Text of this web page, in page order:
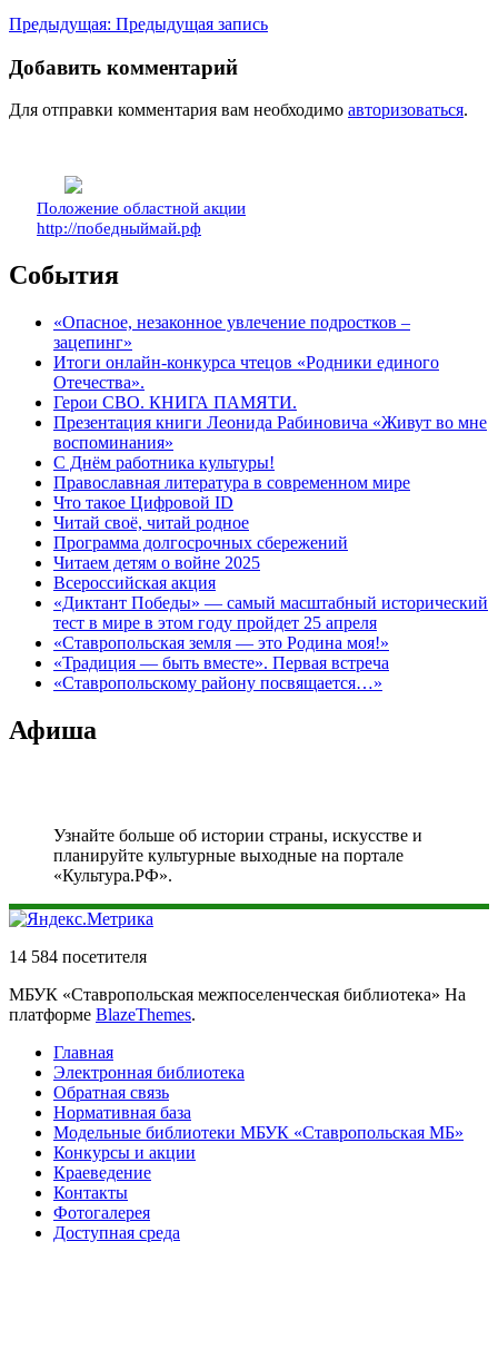
Предыдущая: Предыдущая запись
Добавить комментарий
Для отправки комментария вам необходимо авторизоваться.
Положение областной акции
http://победныймай.рф
События
«Опасное, незаконное увлечение подростков –
зацепинг»
Итоги онлайн-конкурса чтецов «Родники единого
Отечества».
Герои СВО. КНИГА ПАМЯТИ.
Презентация книги Леонида Рабиновича «Живут во мне
воспоминания»
С Днём работника культуры!
Православная литература в современном мире
Что такое Цифровой ID
Читай своё, читай родное
Программа долгосрочных сбережений
Читаем детям о войне 2025
Всероссийская акция
«Диктант Победы» — самый масштабный исторический
тест в мире в этом году пройдет 25 апреля
«Ставропольская земля — это Родина моя!»
«Традиция — быть вместе». Первая встреча
«Ставропольскому району посвящается…»
Афиша
Узнайте больше об истории страны, искусстве и
планируйте культурные выходные на портале
«Культура.РФ».
14 584 посетителя
МБУК «Ставропольская межпоселенческая библиотека» На
платформе BlazeThemes.
Главная
Электронная библиотека
Обратная связь
Нормативная база
Модельные библиотеки МБУК «Ставропольская МБ»
Конкурсы и акции
Краеведение
Контакты
Фотогалерея
Доступная среда